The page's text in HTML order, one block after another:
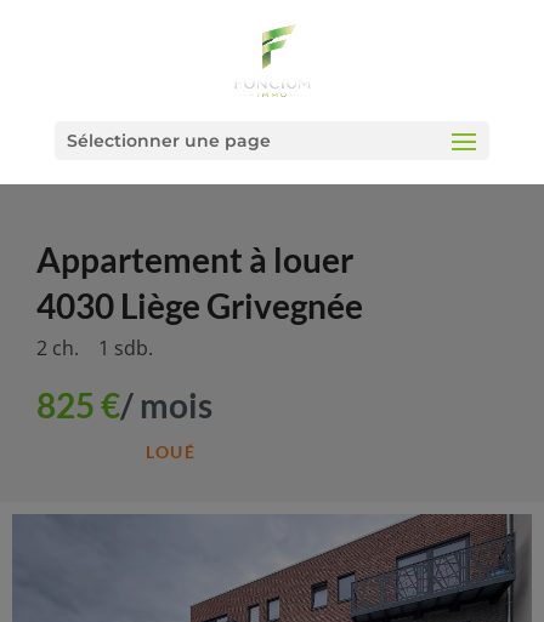
Sélectionner une page
Appartement à louer
4030 Liège Grivegnée
2 ch. 1 sdb.
825 €/ mois
LOUÉ